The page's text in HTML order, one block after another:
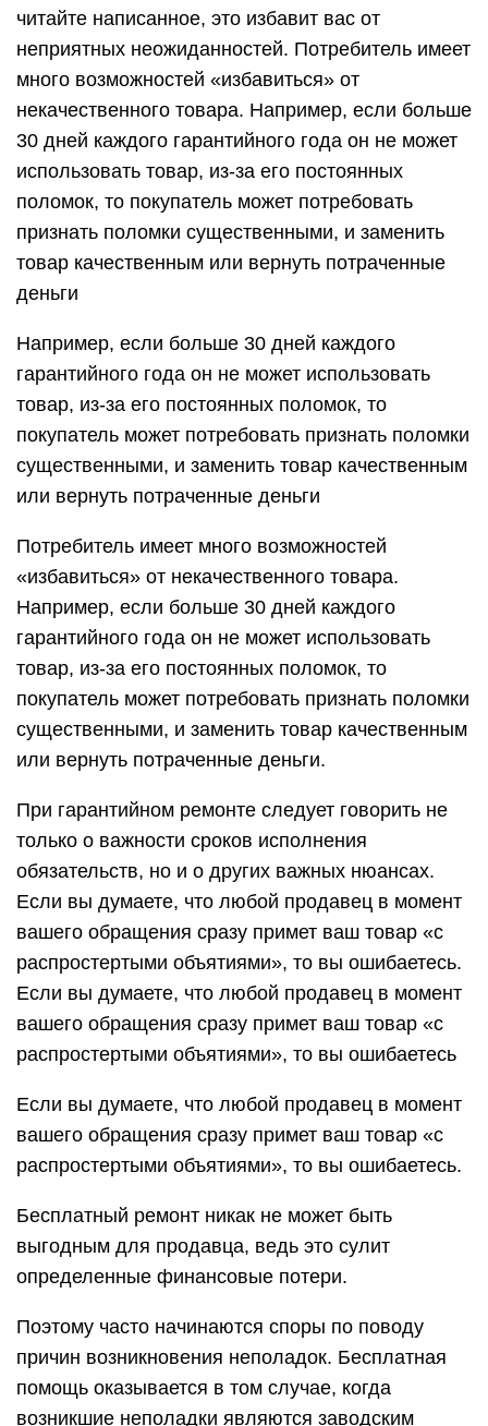
читайте написанное, это избавит вас от
неприятных неожиданностей. Потребитель имеет
много возможностей «избавиться» от
некачественного товара. Например, если больше
30 дней каждого гарантийного года он не может
использовать товар, из-за его постоянных
поломок, то покупатель может потребовать
признать поломки существенными, и заменить
товар качественным или вернуть потраченные
деньги
Например, если больше 30 дней каждого
гарантийного года он не может использовать
товар, из-за его постоянных поломок, то
покупатель может потребовать признать поломки
существенными, и заменить товар качественным
или вернуть потраченные деньги
Потребитель имеет много возможностей
«избавиться» от некачественного товара.
Например, если больше 30 дней каждого
гарантийного года он не может использовать
товар, из-за его постоянных поломок, то
покупатель может потребовать признать поломки
существенными, и заменить товар качественным
или вернуть потраченные деньги.
При гарантийном ремонте следует говорить не
только о важности сроков исполнения
обязательств, но и о других важных нюансах.
Если вы думаете, что любой продавец в момент
вашего обращения сразу примет ваш товар «с
распростертыми объятиями», то вы ошибаетесь.
Если вы думаете, что любой продавец в момент
вашего обращения сразу примет ваш товар «с
распростертыми объятиями», то вы ошибаетесь
Если вы думаете, что любой продавец в момент
вашего обращения сразу примет ваш товар «с
распростертыми объятиями», то вы ошибаетесь.
Бесплатный ремонт никак не может быть
выгодным для продавца, ведь это сулит
определенные финансовые потери.
Поэтому часто начинаются споры по поводу
причин возникновения неполадок. Бесплатная
помощь оказывается в том случае, когда
возникшие неполадки являются заводским